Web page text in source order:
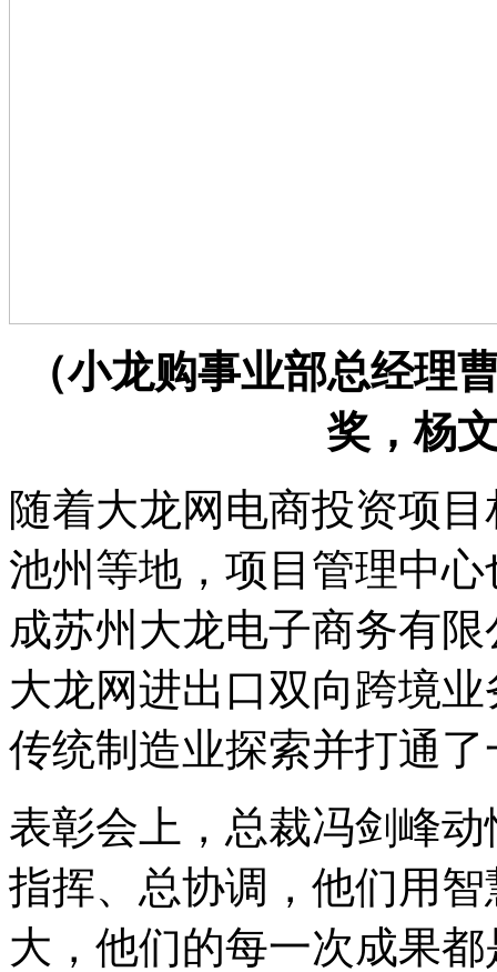
（小龙购事业部总经理
奖，杨
随着大龙网电商投资项
池州等地，项目管理中
成苏州大龙电子商务有
大龙网进出口双向跨境
传统制造业探索并打通
表彰会上，总裁冯剑峰
指挥、总协调，他们用
大，他们的每一次成果